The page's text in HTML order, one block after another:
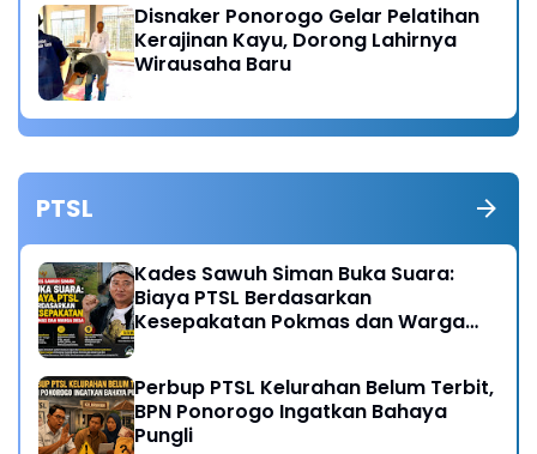
Disnaker Ponorogo Gelar Pelatihan
Kerajinan Kayu, Dorong Lahirnya
Wirausaha Baru
PTSL
Kades Sawuh Siman Buka Suara:
Biaya PTSL Berdasarkan
Kesepakatan Pokmas dan Warga
Perbup PTSL Kelurahan Belum Terbit,
BPN Ponorogo Ingatkan Bahaya
Pungli